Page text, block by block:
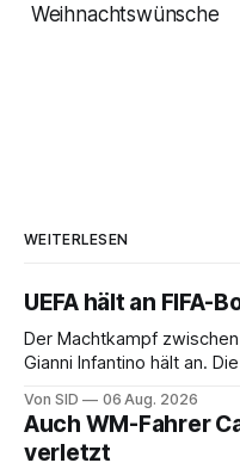
Weihnachtswünsche
WEITERLESEN
UEFA hält an FIFA-
Der Machtkampf zwischen
Gianni Infantino hält an.
Von SID 06 Aug. 2026
Auch WM-Fahrer
verletzt